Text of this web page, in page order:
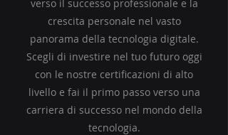
verso il successo professionale e la
crescita personale nel vasto
panorama della tecnologia digitale.
Scegli di investire nel tuo futuro oggi
con le nostre certificazioni di alto
livello e fai il primo passo verso una
carriera di successo nel mondo della
tecnologia.